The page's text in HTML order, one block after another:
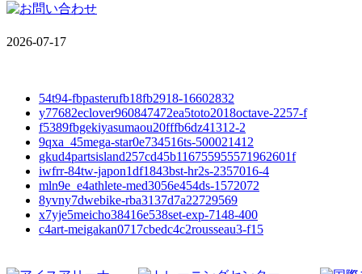
2026-07-17
54t94-fbpasterufb18fb2918-16602832
y77682eclover960847472ea5toto2018octave-2257-f
f5389fbgekiyasumaou20fffb6dz41312-2
9qxa_45mega-star0e734516ts-500021412
gkud4partsisland257cd45b116755955571962601f
iwfrr-84tw-japon1df1843bst-hr2s-2357016-4
mln9e_e4athlete-med3056e454ds-1572072
8yvny7dwebike-rba3137d7a22729569
x7yje5meicho38416e538set-exp-7148-400
c4art-meigakan0717cbedc4c2rousseau3-f15